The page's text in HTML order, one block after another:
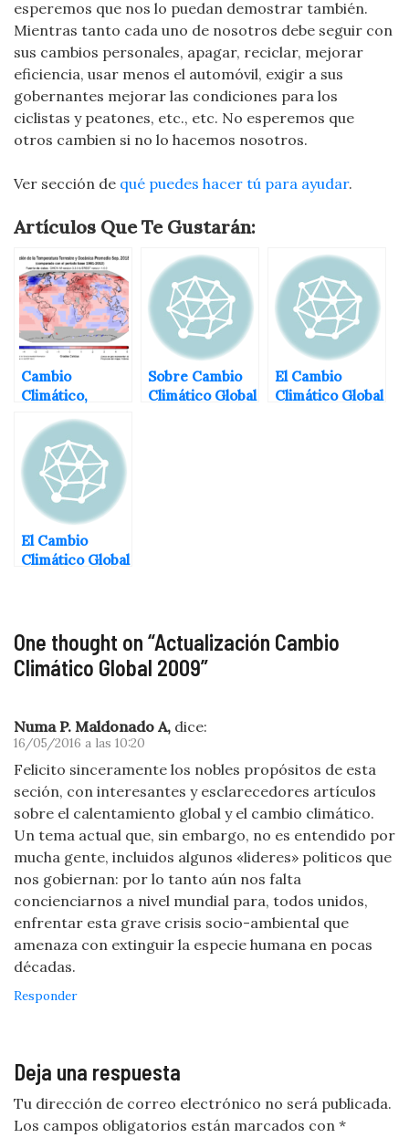
esperemos que nos lo puedan demostrar también.
Mientras tanto cada uno de nosotros debe seguir con
sus cambios personales, apagar, reciclar, mejorar
eficiencia, usar menos el automóvil, exigir a sus
gobernantes mejorar las condiciones para los
ciclistas y peatones, etc., etc. No esperemos que
otros cambien si no lo hacemos nosotros.
Ver sección de qué puedes hacer tú para ayudar.
Artículos Que Te Gustarán:
Cambio
Climático,
Global y Efecto
Invernadero
Sobre Cambio
Climático Global
El Cambio
Climático Global
El Cambio
Climático Global
One thought on “Actualización Cambio
Climático Global 2009”
Numa P. Maldonado A, dice:
16/05/2016 a las 10:20
Felicito sinceramente los nobles propósitos de esta
seción, con interesantes y esclarecedores artículos
sobre el calentamiento global y el cambio climático.
Un tema actual que, sin embargo, no es entendido por
mucha gente, incluidos algunos «lideres» politicos que
nos gobiernan: por lo tanto aún nos falta
concienciarnos a nivel mundial para, todos unidos,
enfrentar esta grave crisis socio-ambiental que
amenaza con extinguir la especie humana en pocas
décadas.
Responder
Deja una respuesta
Tu dirección de correo electrónico no será publicada.
Los campos obligatorios están marcados con *